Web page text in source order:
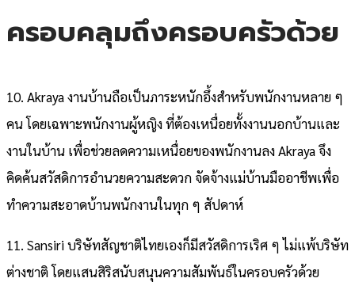
ครอบคลุมถึงครอบครัวด้วย
10. Akraya งานบ้านถือเป็นภาระหนักอึ้งสำหรับพนักงานหลาย ๆ
คน โดยเฉพาะพนักงานผู้หญิง ที่ต้องเหนื่อยทั้งงานนอกบ้านและ
งานในบ้าน เพื่อช่วยลดความเหนื่อยของพนักงานลง Akraya จึง
คิดค้นสวัสดิการอำนวยความสะดวก จัดจ้างแม่บ้านมืออาชีพเพื่อ
ทำความสะอาดบ้านพนักงานในทุก ๆ สัปดาห์
11. Sansiri บริษัทสัญชาติไทยเองก็มีสวัสดิการเริศ ๆ ไม่แพ้บริษัท
ต่างชาติ โดยแสนสิริสนับสนุนความสัมพันธ์ในครอบครัวด้วย